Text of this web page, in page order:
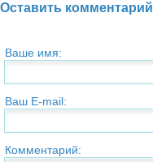
Оставить комментарий
Ваше имя:
Ваш E-mail:
Комментарий: